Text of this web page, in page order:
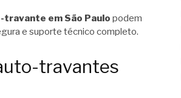
em São Paulo podem
e suporte técnico completo.
travantes